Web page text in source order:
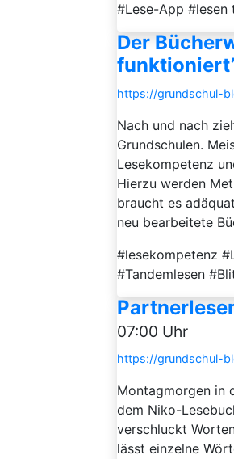
#Lese-App #lesen
Der
https://grundschul-
Nach und nach
Grundschulen.
Lesekompetenz
Hierzu werden
braucht es
neu bearbeitete
#lesekompetenz
#Tandemlesen
07:00 Uhr
https://grundschul-
Montagmorgen in
dem Niko-
verschluckt
lässt einzelne